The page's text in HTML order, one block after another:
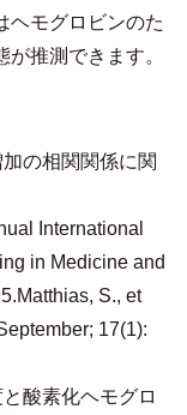
ヘモグロビンのた
推測できます。
の相関関係に関
International
in Medicine and
S., et
17(1):
酸素化ヘモグロ